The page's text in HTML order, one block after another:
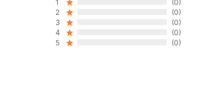
1
(0)
2
(0)
3
(0)
4
(0)
5
(0)